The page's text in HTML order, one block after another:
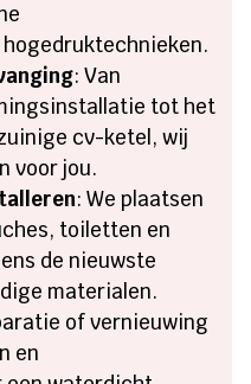
: Van
tot het
cv-ketel, wij
voor jou.
: We plaatsen
toiletten en
de nieuwste
materialen.
of vernieuwing
en